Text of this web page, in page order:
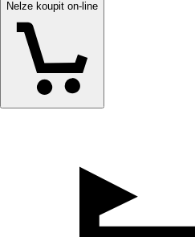
Nelze koupit on-line